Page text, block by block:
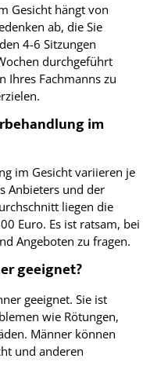
Gesicht hängt von
ab, die Sie
4-6 Sitzungen
durchgeführt
Ihres Fachmanns zu
im
im Gesicht variieren je
Anbieters und der
liegen die
Euro. Es ist ratsam, bei
Angeboten zu fragen.
geeignet?
geeignet. Sie ist
wie Rötungen,
Männer können
und anderen